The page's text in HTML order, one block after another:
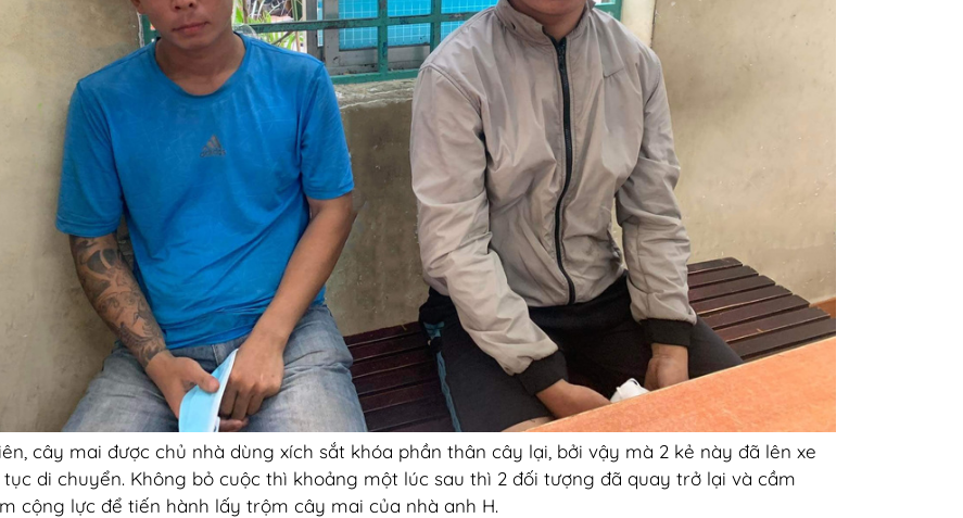
cây mai được chủ nhà dùng xích sắt khóa phần thân cây lại, bởi vậy mà 2 kẻ này đã lên xe
di chuyển. Không bỏ cuộc thì khoảng một lúc sau thì 2 đối tượng đã quay trở lại và cầm
cộng lực để tiến hành lấy trộm cây mai của nhà anh H.